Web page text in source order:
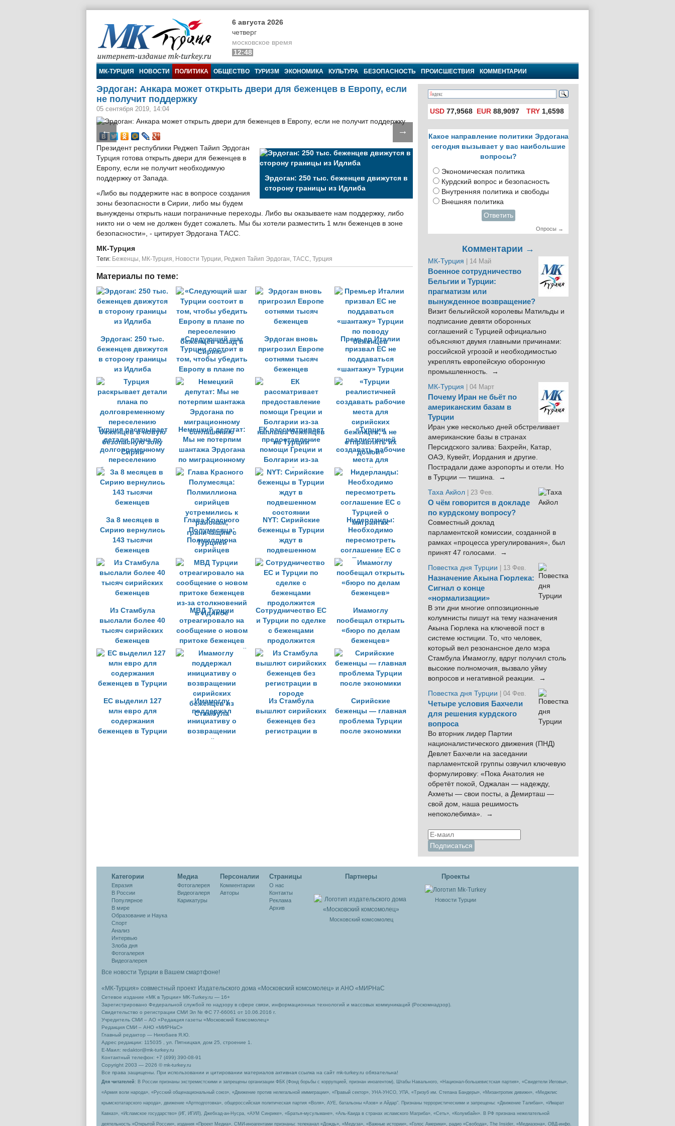
МК-Турция
6 августа 2026
четверг
московское время
12:48
МК-ТУРЦИЯ НОВОСТИ ПОЛИТИКА ОБЩЕСТВО ТУРИЗМ ЭКОНОМИКА КУЛЬТУРА БЕЗОПАСНОСТЬ ПРОИСШЕСТВИЯ КОММЕНТАРИИ
Эрдоган: Анкара может открыть двери для беженцев в Европу, если
не получит поддержку
05 сентября 2019, 14:04
← →
Эрдоган: 250 тыс. беженцев движутся в
сторону границы из Идлиба
Президент республики Реджеп Тайип Эрдоган
Турция готова открыть двери для беженцев в
Европу, если не получит необходимую
поддержку от Запада.
«Либо вы поддержите нас в вопросе создания
зоны безопасности в Сирии, либо мы будем
вынуждены открыть наши пограничные переходы. Либо вы оказываете нам поддержку, либо
никто ни о чем не должен будет сожалеть. Мы бы хотели разместить 1 млн беженцев в зоне
безопасности», - цитирует Эрдогана ТАСС.
МК-Турция
Tеги: Беженцы, МК-Турция, Новости Турции, Реджеп Тайип Эрдоган, ТАСС, Турция
Материалы по теме:
Эрдоган: 250 тыс.
беженцев движутся
в сторону границы
из Идлиба
«Следующий шаг
Турции состоит в
том, чтобы убедить
Европу в плане по
переселению
беженцев назад в
Сирию»
Эрдоган вновь
пригрозил Европе
сотнями тысяч
беженцев
Премьер Италии
призвал ЕС не
поддаваться
«шантажу» Турции
по поводу
беженцев
Турция раскрывает
детали плана по
долговременному
переселению
беженцев в новую
безопасную зону
Сирии
Немецкий депутат:
Мы не потерпим
шантажа Эрдогана
по миграционному
соглашению
ЕК рассматривает
предоставление
помощи Греции и
Болгарии из-за
наплыва беженцев
из Турции
«Турции
реалистичней
создавать рабочие
места для
сирийских
беженцев, а не
отправлять их
домой»
За 8 месяцев в
Сирию вернулись
143 тысячи
беженцев
Глава Красного
Полумесяца:
Полмиллиона
сирийцев
устремились к
районам,
граничащим с
Турцией
NYT: Сирийские
беженцы в Турции
ждут в
подвешенном
состоянии
Нидерланды:
Необходимо
пересмотреть
соглашение ЕС с
Турцией о
мигрантах
Из Стамбула
выслали более 40
тысяч сирийских
беженцев
МВД Турции
отреагировало на
сообщение о новом
притоке беженцев
из-за столкновений
в Идлибе
Сотрудничество ЕС
и Турции по сделке
с беженцами
продолжится
Имамоглу
пообещал открыть
«бюро по делам
беженцев»
ЕС выделил 127
млн евро для
содержания
беженцев в Турции
Имамоглу
поддержал
инициативу о
возвращении
сирийских
Из Стамбула
вышлют сирийских
беженцев без
регистрации в
Сирийские
беженцы — главная
проблема Турции
после экономики
USD 77,9568 EUR 88,9097 TRY1,6598
Какое направление политики Эрдогана
сегодня вызывает у вас наибольшие
вопросы?
Экономическая политика
Курдский вопрос и безопасность
Внутренняя политика и свободы
Внешняя политика
Ответить
Опросы →
Комментарии →
МК-Турция | 14 Май
Военное сотрудничество
Бельгии и Турции:
прагматизм или
вынужденное возвращение?
Визит бельгийской королевы Матильды и
подписание девяти оборонных
соглашений с Турцией официально
объясняют двумя главными причинами:
российской угрозой и необходимостью
укреплять европейскую оборонную
промышленность. →
МК-Турция
| 04 Март
Почему Иран не бьёт по
американским базам в
Турции
Иран уже несколько дней обстреливает
американские базы в странах
Персидского залива: Бахрейн, Катар,
ОАЭ, Кувейт, Иордания и другие.
Пострадали даже аэропорты и отели. Но
в Турции — тишина. →
Таха Акйол | 23 Фев.
О чём говорится в докладе
по курдскому вопросу?
Совместный доклад
парламентской комиссии, созданной в
рамках «процесса урегулирования», был
принят 47 голосами. →
Повестка дня Турции
| 13 Фев.
Назначение Акына Гюрлека:
Сигнал о конце
«нормализации»
В эти дни многие оппозиционные
колумнисты пишут на тему назначения
Акына Гюрлека на ключевой пост в
системе юстиции. То, что человек,
который вел резонансное дело мэра
Стамбула Имамоглу, вдруг получил столь
высокие полномочия, вызвало уйму
вопросов и негативной реакции. →
Повестка дня Турции
| 04 Фев.
Четыре условия Бахчели
для решения курдского
вопроса
Во вторник лидер Партии
националистического движения (ПНД)
Девлет Бахчели на заседании
парламентской группы озвучил ключевую
формулировку: «Пока Анатолия не
обретёт покой, Оджалан — надежду,
Ахметы — свои посты, а Демирташ —
свой дом, наша решимость
непоколебима». →
Категории
Евразия
В России
Популярное
В мире
Образование и Наука
Спорт
Анализ
Интервью
Злоба дня
Фотогалерея
Видеогалерея
Медиа
Фотогалерея
Видеогалеря
Карикатуры
Персоналии
Комментарии
Авторы
Cтраницы
О нас
Контакты
Реклама
Архив
Партнеры
Московский комсомолец
Проекты
Новости Турции
Все новости Турции в Вашем смартфоне!
«МК-Турция» совместный проект Издательского дома «Московский комсомолец» и АНО «МИРНаС
Сетевое издание «МК в Турции» MK-Turkey.ru — 16+
Зарегистрировано Федеральной службой по надзору в сфере связи, информационных технологий и массовых коммуникаций (Роскомнадзор).
Свидетельство о регистрации СМИ Эл № ФС 77-66061 от 10.06.2016 г.
Учредитель СМИ – АО «Редакция газеты «Московский Комсомолец»
Редакция СМИ – АНО «МИРНаС»
Главный редактор — Ниязбаев Я.Ю.
Адрес редакции: 115035 , ул. Пятницкая, дом 25, строение 1.
Е-Маил: redaktor@mk-turkey.ru
Контактный телефон: +7 (499) 390-08-91
Copyright 2003 — 2026 © mk-turkey.ru
Все права защищены. При использовании и цитировании материалов активная ссылка на сайт mk-turkey.ru обязательна!
Для читателей : В России признаны экстремистскими и запрещены организации ФБК (Фонд борьбы с коррупцией, признан иноагентом), Штабы Навального, «Национал-большевистская партия», «Свидетели Иеговы»,
«Армия воли народа», «Русский общенациональный союз», «Движение против нелегальной иммиграции», «Правый сектор», УНА-УНСО, УПА, «Тризуб им. Степана Бандеры», «Мизантропик дивижн», «Меджлис
крымскотатарского народа», движение «Артподготовка», общероссийская политическая партия «Воля», АУЕ, батальоны «Азов» и Айдар″. Признаны террористическими и запрещены: «Движение Талибан», «Имарат
Кавказ», «Исламское государство» (ИГ, ИГИЛ), Джебхад-ан-Нусра, «АУМ Синрике», «Братья-мусульмане», «Аль-Каида в странах исламского Магриба», «Сеть», «Колумбайн». В РФ признана нежелательной
деятельность «Открытой России», издания «Проект Медиа». СМИ-иноагентами признаны: телеканал «Дождь», «Медуза», «Важные истории», «Голос Америки», радио «Свобода», The Insider, «Медиазона», ОВД-инфо.